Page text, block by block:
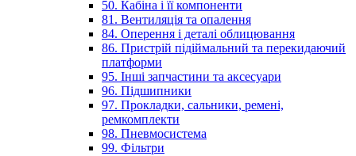
50. Кабіна і її компоненти
81. Вентиляція та опалення
84. Оперення і деталі облицювання
86. Пристрій підіймальний та перекидаючий
платформи
95. Інші запчастини та аксесуари
96. Підшипники
97. Прокладки, сальники, ремені,
ремкомплекти
98. Пневмосистема
99. Фільтри